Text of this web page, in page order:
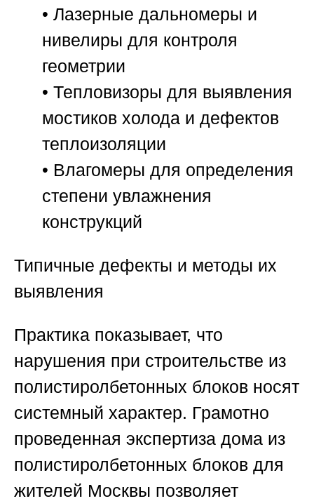
• Лазерные дальномеры и
нивелиры для контроля
геометрии
• Тепловизоры для выявления
мостиков холода и дефектов
теплоизоляции
• Влагомеры для определения
степени увлажнения
конструкций
Типичные дефекты и методы их
выявления
Практика показывает, что
нарушения при строительстве из
полистиролбетонных блоков носят
системный характер. Грамотно
проведенная экспертиза дома из
полистиролбетонных блоков для
жителей Москвы позволяет